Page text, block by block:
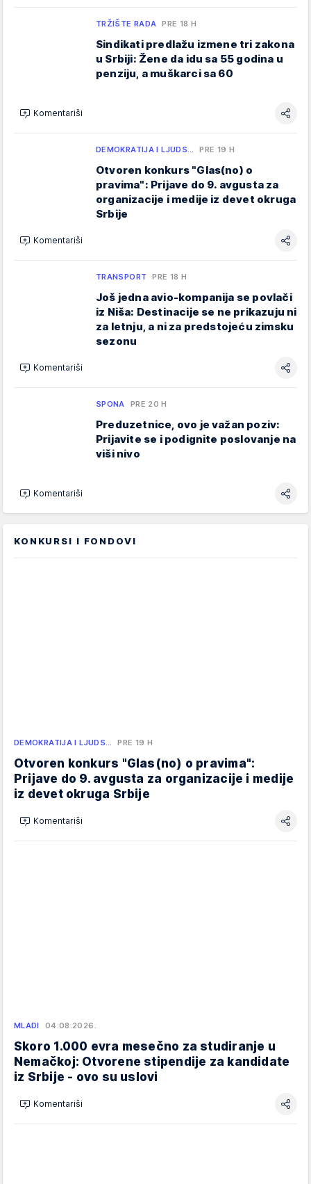
TRŽIŠTE RADA PRE 18 H
Sindikati predlažu izmene tri zakona
u Srbiji: Žene da idu sa 55 godina u
penziju, a muškarci sa 60
Komentariši
DEMOKRATIJA I LJUDS… PRE 19 H
Otvoren konkurs "Glas(no) o
pravima": Prijave do 9. avgusta za
organizacije i medije iz devet okruga
Srbije
Komentariši
TRANSPORT PRE 18 H
Još jedna avio-kompanija se povlači
iz Niša: Destinacije se ne prikazuju ni
za letnju, a ni za predstojeću zimsku
sezonu
Komentariši
SPONA PRE 20 H
Preduzetnice, ovo je važan poziv:
Prijavite se i podignite poslovanje na
viši nivo
Komentariši
KONKURSI I FONDOVI
DEMOKRATIJA I LJUDS… PRE 19 H
Otvoren konkurs "Glas(no) o pravima":
Prijave do 9. avgusta za organizacije i medije
iz devet okruga Srbije
Komentariši
MLADI 04.08.2026.
Skoro 1.000 evra mesečno za studiranje u
Nemačkoj: Otvorene stipendije za kandidate
iz Srbije - ovo su uslovi
Komentariši